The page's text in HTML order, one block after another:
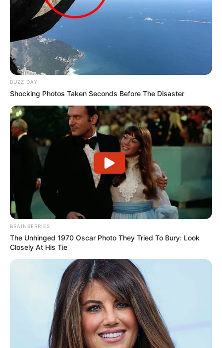
BUZZ DAY
Shocking Photos Taken Seconds Before The Disaster
BRAINBERRIES
The Unhinged 1970 Oscar Photo They Tried To Bury: Look
Closely At His Tie